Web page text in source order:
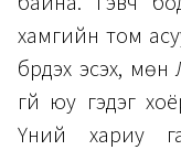
хамгийн том
бүрдэх эсэх, мөн
үгүй юу гэдэг
Үүний